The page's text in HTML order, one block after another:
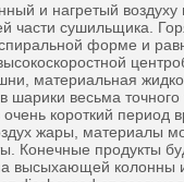
и нагретый воздуху
части сушильщика.
форме и
материальная
шарики весьма точного
короткий период
жары, материалы
Конечные продукты
высыхающей колонны